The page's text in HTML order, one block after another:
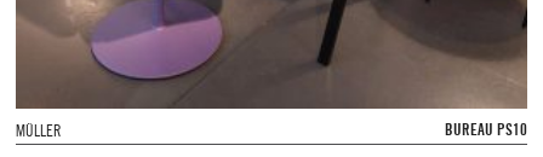
MÜLLER BUREAU PS10